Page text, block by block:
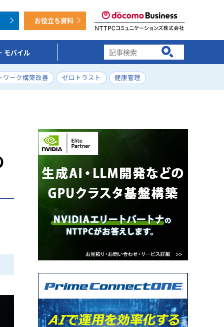
お役立ち資料
モバイル 検索キーワード入力
ワーク構築改善 ゼロトラスト 健康管理